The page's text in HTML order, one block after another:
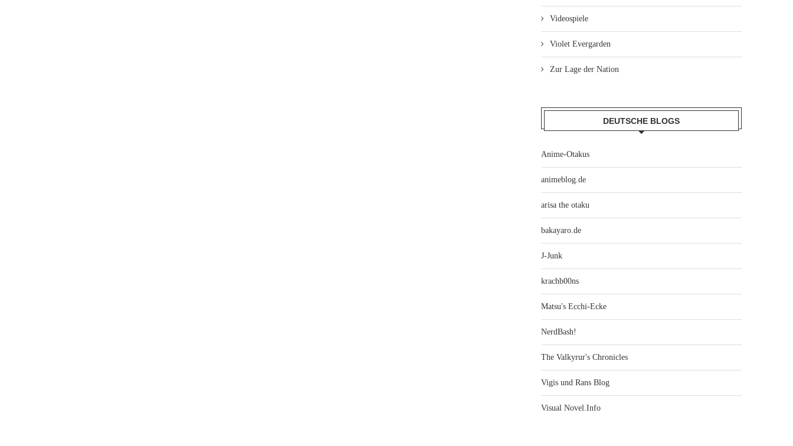
Videospiele
Violet Evergarden
Zur Lage der Nation
DEUTSCHE BLOGS
Anime-Otakus
animeblog.de
arisa the otaku
bakayaro.de
J-Junk
krachb00ns
Matsu's Ecchi-Ecke
NerdBash!
The Valkyrur's Chronicles
Vigis und Rans Blog
Visual Novel.Info